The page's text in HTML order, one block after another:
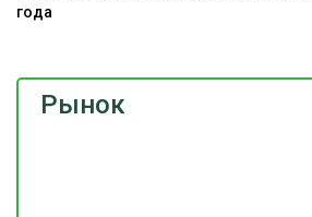
Рынок
года